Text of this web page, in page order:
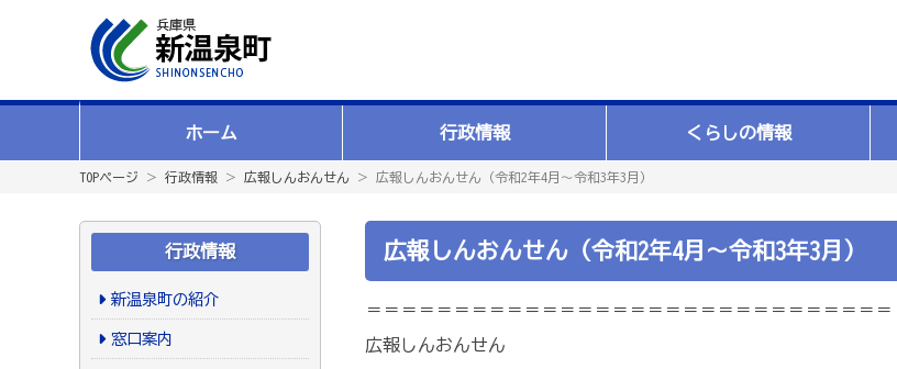
ホーム 行政情報 くらしの情報
TOPページ ＞ 行政情報 ＞ 広報しんおんせん ＞ 広報しんおんせん（令和2年4月～令和3年3月）
行政情報
新温泉町の紹介
窓口案内
広報しんおんせん（令和2年4月～令和3年3月）
＝＝＝＝＝＝＝＝＝＝＝＝＝＝＝＝＝＝＝＝＝＝＝＝＝＝＝＝＝＝
広報しんおんせん